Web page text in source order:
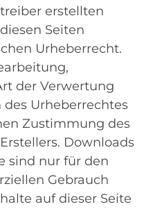
erstellten
Seiten
Urheberrecht.
der Verwertung
Urheberrechtes
Zustimmung des
Downloads
sind nur für den
Gebrauch
auf dieser Seite